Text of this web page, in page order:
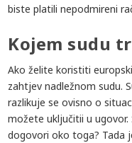
biste platili nepodmireni
Kojem sudu
Ako želite koristiti
zahtjev nadležnom sudu.
razlikuje se ovisno o
možete uključitii u
dogovori oko toga? Tada